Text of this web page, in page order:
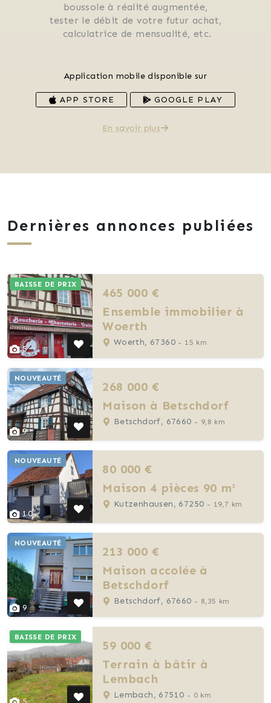
boussole à réalité augmentée,
tester le débit de votre futur achat,
calculatrice de mensualité, etc.
Application mobile disponible sur
APP STORE GOOGLE PLAY
En savoir plus
Dernières annonces publiées
5
BAISSE DE PRIX
465 000 €
Ensemble immobilier à
Woerth
Woerth, 67360 - 15 km
9
NOUVEAUTÉ
268 000 €
Maison à Betschdorf
Betschdorf, 67660 - 9,8 km
10
NOUVEAUTÉ
80 000 €
Maison 4 pièces 90 m²
Kutzenhausen, 67250 - 19,7 km
9
NOUVEAUTÉ
213 000 €
Maison accolée à
Betschdorf
Betschdorf, 67660 - 8,35 km
BAISSE DE PRIX
59 000 €
Terrain à bâtir à
Lembach
Lembach, 67510 - 0 km